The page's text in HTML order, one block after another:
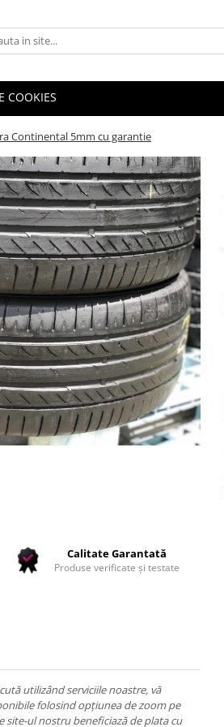
COOKIES
Continental 5mm cu garantie
Calitate Garantată
Produse verificate și testate
utilizând serviciile noastre, vă
folosind opțiunea de zoom pe
site-ul nostru beneficiază de plata cu